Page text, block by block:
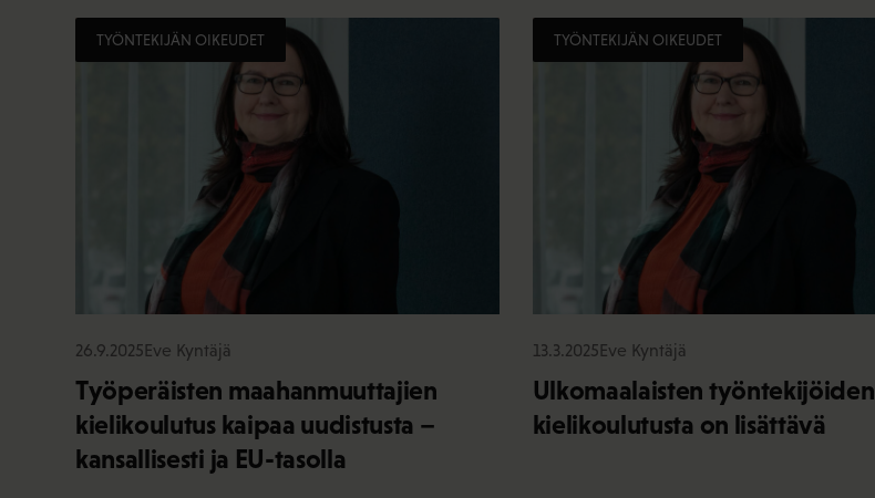
TYÖNTEKIJÄN OIKEUDET
26.9.2025Eve Kyntäjä
Työperäisten maahanmuuttajien
kielikoulutus kaipaa uudistusta –
kansallisesti ja EU-tasolla
TYÖNTEKIJÄN OIKEUDET
13.3.2025Eve Kyntäjä
Ulkomaalaisten työntekijöiden
kielikoulutusta on lisättävä